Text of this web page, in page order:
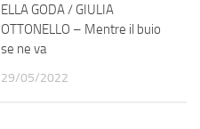
ELLA GODA / GIULIA
OTTONELLO – Mentre il buio
se ne va
29/05/2022